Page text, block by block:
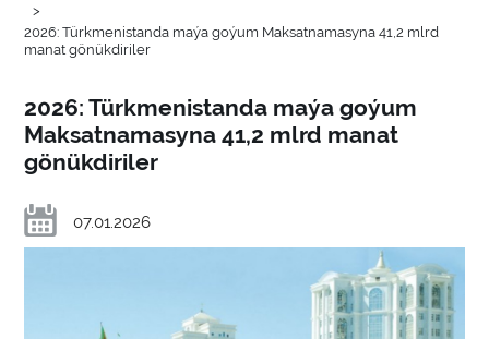
>
2026: Türkmenistanda maýa goýum Maksatnamasyna 41,2 mlrd
manat gönükdiriler
2026: Türkmenistanda maýa goýum
Maksatnamasyna 41,2 mlrd manat
gönükdiriler
07.01.2026